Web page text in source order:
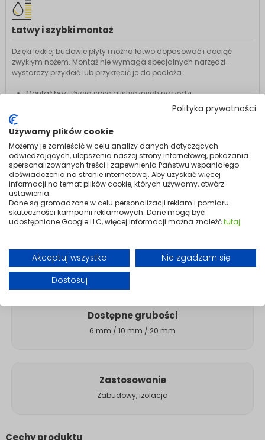
Polityka prywatności
Używamy plików cookie
Możemy je zamieścić w celu analizy danych dotyczących
odwiedzających, ulepszenia naszej strony internetowej, pokazania
spersonalizowanych treści i zapewnienia Państwu wspaniałego
doświadczenia na stronie internetowej. Aby uzyskać więcej
informacji na temat plików cookie, których używamy, otwórz
ustawienia.
Dane są gromadzone w celu personalizacji reklam i pomiaru
skuteczności kampanii reklamowych. Dane mogą być
udostępniane Google LLC, więcej informacji można znaleźćtutaj.
Akceptuj wszystko
Nie zgadzam się
Dostosuj
Łatwy i szybki montaż
Dzięki lekkiej budowie płyty można łatwo dopasować i dociąć
zwykłym nożem. Montaż nie wymaga specjalnych narzędzi –
wystarczy przykleić lub przykręcić je do podłoża.
Montaż bez użycia specjalistycznych narzędzi
Opis produktu
Płyta budowlana Mission Air
To lekki i wytrzymały element konstrukcyjno-izolacyjny, stworzony do
zastosowań w łazienkach, kuchniach, pralniach i innych
pomieszczeniach o podwyższonej wilgotności.
Wymiary płyty
120 × 60 cm
Dostępne grubości
6 mm / 10 mm / 20 mm
Zastosowanie
Zabudowy, izolacja
Cechy produktu